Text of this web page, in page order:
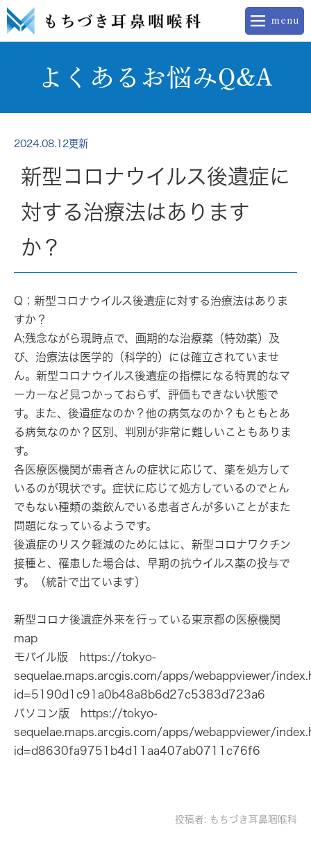
よくあるお悩みQ&A
2024.08.12更新
新型コロナウイルス後遺症に
対する治療法はあります
か？
Q； 新型コロナウイルス後遺症に対する治療法はありま
すか？
A;残念ながら現時点で、画期的な治療薬（特効薬）及
び、治療法は医学的（科学的）には確立されていませ
ん。 新型コロナウイルス後遺症の指標になる特異的なマ
ーカーなど見つかっておらず、評価もできない状態で
す。また、後遺症なのか？他の病気なのか？もともとあ
る病気なのか？区別、判別が非常に難しいこともありま
す。
各医療医機関が患者さんの症状に応じて、薬を処方して
いるのが現状です。症状に応じて処方しているのでとん
でもない種類の薬飲んでいる患者さんが多いことがまた
問題になっているようです。
後遺症のリスク軽減のためにはに、新型コロナワクチン
接種と、罹患した場合は、早期の抗ウイルス薬の投与で
す。（統計で出ています）
新型コロナ後遺症外来を行っている東京都の医療機関
map
モバイル版 https://tokyo-
sequelae.maps.arcgis.com/apps/webappviewer/
id=5190d1c91a0b48a8b6d27c5383d723a6
パソコン版 https://tokyo-
sequelae.maps.arcgis.com/apps/webappviewer/
id=d8630fa9751b4d11aa407ab0711c76f6
投稿者: もちづき耳鼻咽喉科